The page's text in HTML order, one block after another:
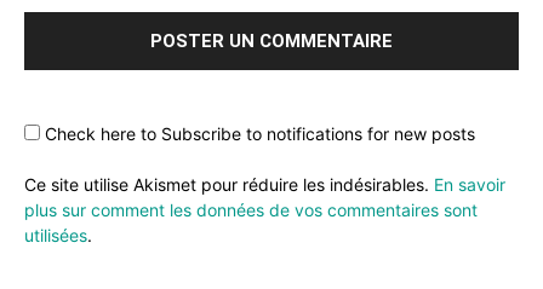
Check here to Subscribe to notifications for new posts
Ce site utilise Akismet pour réduire les indésirables. En savoir
plus sur comment les données de vos commentaires sont
utilisées.